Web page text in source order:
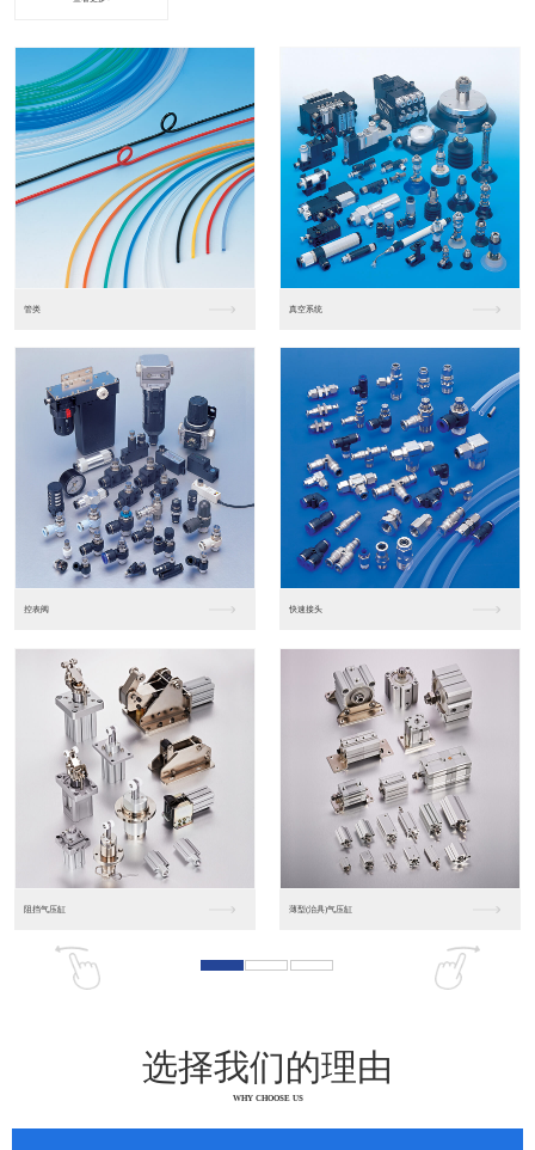
进口松下PLC2 进口松下PLC
东莞松下PLC 松下人机界面GT07
松下人机界面DP10... 数字光钎传感器FX-...
选择我们的理由
WHY CHOOSE US